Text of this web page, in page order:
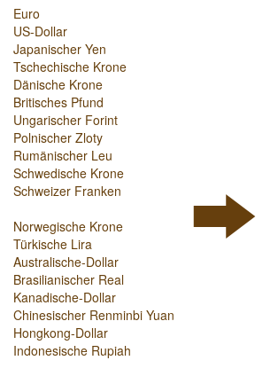
Euro
US-Dollar
Japanischer Yen
Tschechische Krone
Dänische Krone
Britisches Pfund
Ungarischer Forint
Polnischer Zloty
Rumänischer Leu
Schwedische Krone
Schweizer Franken
Norwegische Krone
Türkische Lira
Australische-Dollar
Brasilianischer Real
Kanadische-Dollar
Chinesischer Renminbi Yuan
Hongkong-Dollar
Indonesische Rupiah